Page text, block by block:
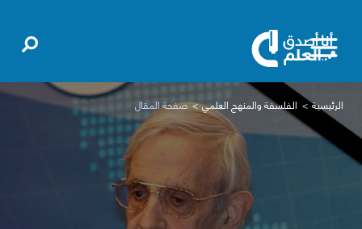
الرئيسية الفلسفة والمنهج العلمي صفحة المقال